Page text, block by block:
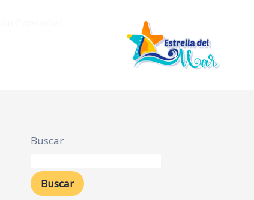
Buscar
Buscar